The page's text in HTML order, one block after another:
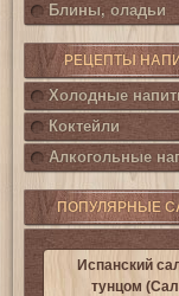
Блины, оладьи
РЕЦЕПТЫ
Холодные
Коктейли
Алкогольные
ПОПУЛЯРНЫЕ
Испанский
тунцом